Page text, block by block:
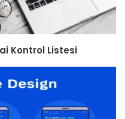
Kontrol Listesi